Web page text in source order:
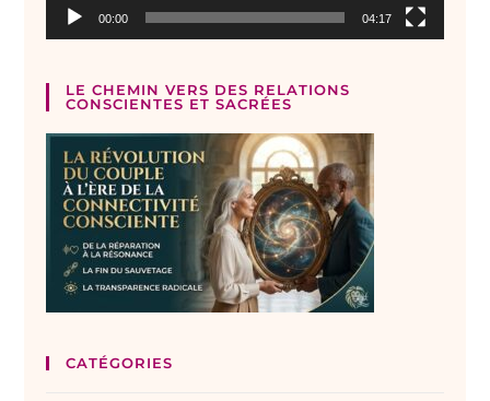
00:00 04:17
LE CHEMIN VERS DES RELATIONS
CONSCIENTES ET SACRÉES
CATÉGORIES